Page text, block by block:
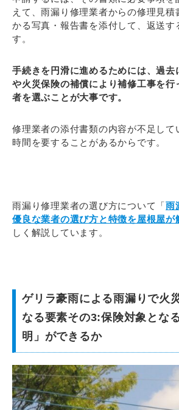
えて、雨漏り修理業者からの修理見積
かる写真・報告書を添付して、返送す
す。
手続きを円滑に進めるためには、過去
や火災保険の補償により補修工事を行
者を選ぶことが大事です。
修理業者の添付書類の内容が不足して
時間を要することがあるからです。
雨漏り修理業者の選び方について「雨
優良な業者の選び方と特徴を屋根屋が
しく解説しています。
ゲリラ豪雨による雨漏りで火
なる要素その3:保険対象とな
明」ができるか